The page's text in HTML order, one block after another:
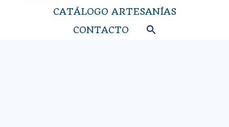
CATÁLOGO ARTESANÍAS
CONTACTO